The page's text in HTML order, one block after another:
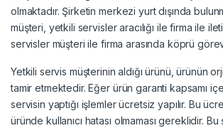
olmaktadır. Şirketin merkezi yurt dışında
müşteri, yetkili servisler aracılığı ile firma ile
servisler müşteri ile firma arasında köprü
Yetkili servis müşterinin aldığı ürünü, ürünün
tamir etmektedir. Eğer ürün garanti kapsamı
servisin yaptığı işlemler ücretsiz yapılır. Bu
üründe kullanıcı hatası olmaması gereklidir.